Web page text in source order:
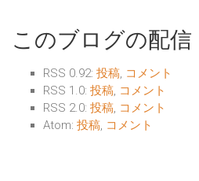
このブログの配信
RSS 0.92: 投稿, コメント
RSS 1.0: 投稿, コメント
RSS 2.0: 投稿, コメント
Atom: 投稿, コメント